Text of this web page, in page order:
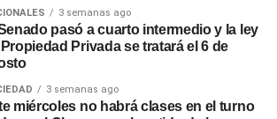
3 semanas ago
pasó a cuarto intermedio y la ley
Privada se tratará el 6 de
3 semanas ago
miércoles no habrá clases en el turno